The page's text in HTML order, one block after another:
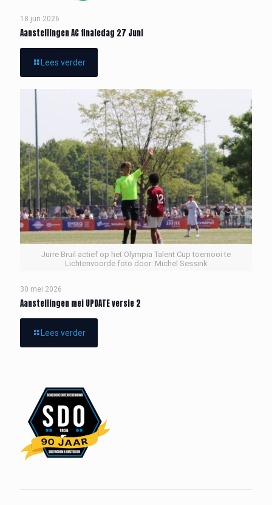
18 jun 2026
Aanstellingen AC finaledag 27 Juni
Lees verder
Jurre Bruil actief op het Olympia Talent Cup toernooi te
Lichtenvoorde foto door: Michel Sessink
30 mei 2026
Aanstellingen mei UPDATE versie 2
Lees verder